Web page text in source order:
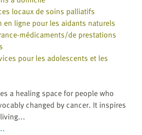
locaux de soins palliatifs
en ligne pour les aidants naturels
médicaments/de prestations
pour les adolescents et les
a healing space for people who
changed by cancer. It inspires